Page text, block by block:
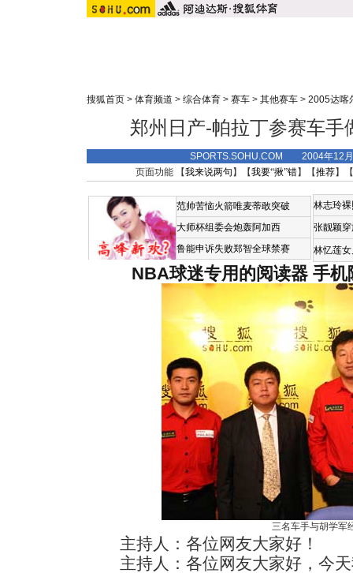
搜狐首页 > 体育频道 > 综合体育 > 赛车 > 其他赛车 > 2005达喀
郑州日产-帕拉丁参赛车手
SPORTS.SOHU.COM 2004年12
页面功能 【我来说两句 】【我要“揪”错】【推荐】
范帅苦恼火箭唯麦蒂敢突破
大师杯组委会炮轰阿加西
鲁能申诉失败郑智全球禁赛
林志玲
张靓颖
林忆莲
NBA球迷专用的阅读器 手机
三名车手与胡学军
主持人：各位网友大家好！
主持人：各位网友大家好，今天